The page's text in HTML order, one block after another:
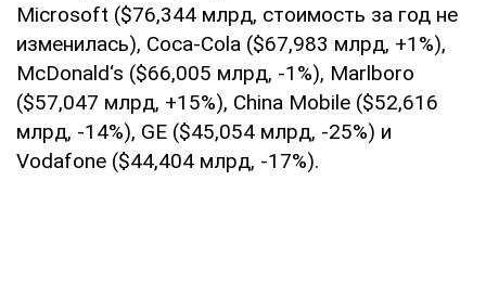
Microsoft ($76,344 млрд, стоимость за год не
изменилась), Coca-Cola ($67,983 млрд, +1%),
McDonald‘s ($66,005 млрд, -1%), Marlboro
($57,047 млрд, +15%), China Mobile ($52,616
млрд, -14%), GE ($45,054 млрд, -25%) и
Vodafone ($44,404 млрд, -17%).